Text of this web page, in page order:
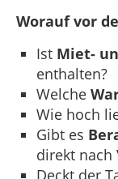
Worauf vor
Ist Miet-
enthalten?
Welche
Wie hoch
Gibt es
direkt nach
Deckt der